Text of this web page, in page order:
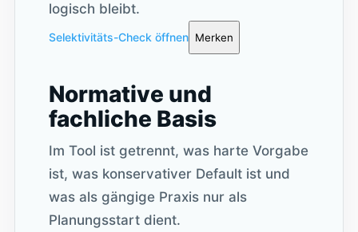
logisch bleibt.
Selektivitäts-Check öffnen Merken
Normative und
fachliche Basis
Im Tool ist getrennt, was harte Vorgabe
ist, was konservativer Default ist und
was als gängige Praxis nur als
Planungsstart dient.